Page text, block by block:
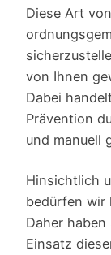
Diese Art
von Ihnen
Dabei
Prävention
und manuell
Hinsichtlich
bedürfen wir
Daher
Einsatz